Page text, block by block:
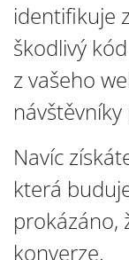
identifikuje
škodlivý
z vašeho
Navíc
která
prokázáno,
konverze.